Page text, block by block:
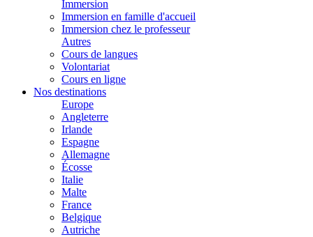
Immersion
Immersion en famille d'accueil
Immersion chez le professeur
Autres
Cours de langues
Volontariat
Cours en ligne
Nos destinations
Europe
Angleterre
Irlande
Espagne
Allemagne
Écosse
Italie
Malte
France
Belgique
Autriche